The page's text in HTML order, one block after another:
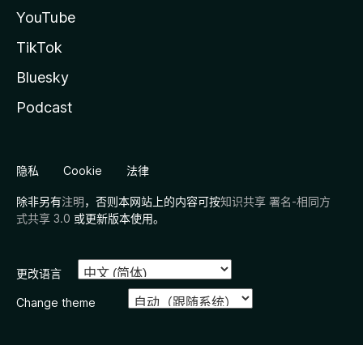
YouTube
TikTok
Bluesky
Podcast
隐私 Cookie 法律
除非另有注明，否则本网站上的内容可按知识共享 署名-相同方
式共享 3.0 或更新版本使用。
更改语言
Change theme